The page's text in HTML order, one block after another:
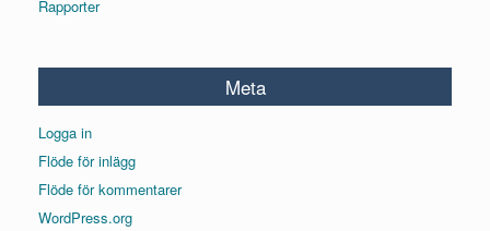
Rapporter
Meta
Logga in
Flöde för inlägg
Flöde för kommentarer
WordPress.org